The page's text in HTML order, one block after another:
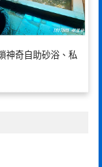
神奇自助砂浴、私